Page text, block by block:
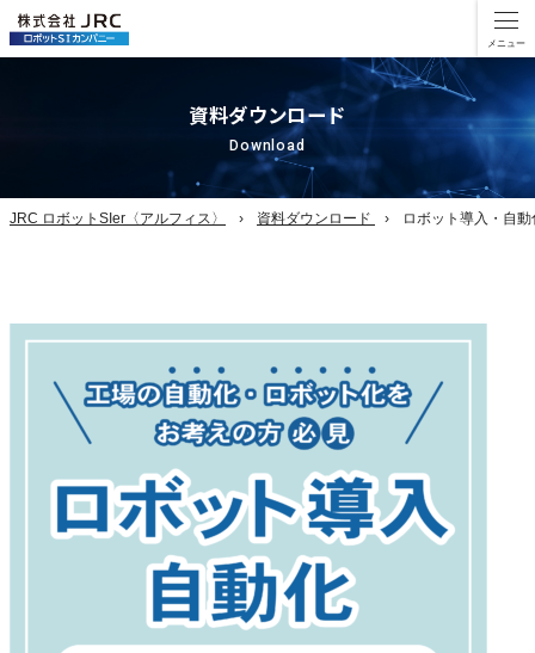
資料ダウンロード
Download
JRC ロボットSIer〈アルフィス〉 資料ダウンロード ロボット導入・自